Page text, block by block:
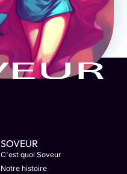
SOVEUR
C'est quoi Soveur
Notre histoire